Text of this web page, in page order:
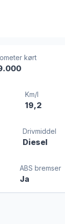
kørt
Km/l
19,2
Drivmiddel
Diesel
ABS bremser
Ja